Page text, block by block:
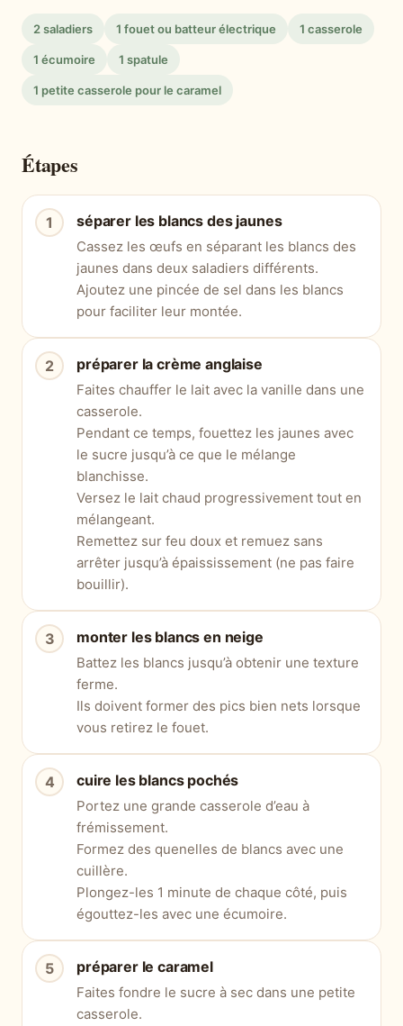
2 saladiers 1 fouet ou batteur électrique 1 casserole
1 écumoire 1 spatule
1 petite casserole pour le caramel
Étapes
séparer les blancs des jaunes
Cassez les œufs en séparant les blancs des
jaunes dans deux saladiers différents.
Ajoutez une pincée de sel dans les blancs
pour faciliter leur montée.
préparer la crème anglaise
Faites chauffer le lait avec la vanille dans une
casserole.
Pendant ce temps, fouettez les jaunes avec
le sucre jusqu’à ce que le mélange
blanchisse.
Versez le lait chaud progressivement tout en
mélangeant.
Remettez sur feu doux et remuez sans
arrêter jusqu’à épaississement (ne pas faire
bouillir).
monter les blancs en neige
Battez les blancs jusqu’à obtenir une texture
ferme.
Ils doivent former des pics bien nets lorsque
vous retirez le fouet.
cuire les blancs pochés
Portez une grande casserole d’eau à
frémissement.
Formez des quenelles de blancs avec une
cuillère.
Plongez-les 1 minute de chaque côté, puis
égouttez-les avec une écumoire.
préparer le caramel
Faites fondre le sucre à sec dans une petite
casserole.